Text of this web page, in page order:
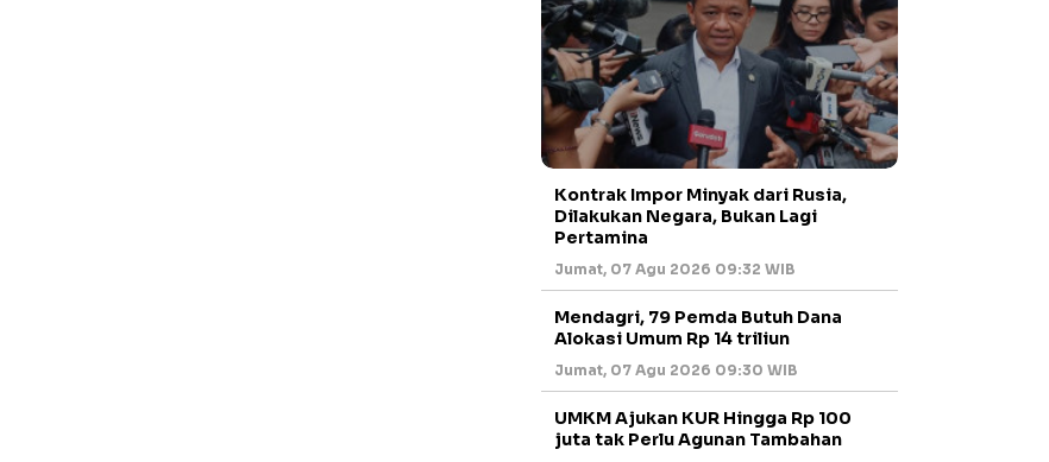
Kontrak Impor Minyak dari Rusia,
Dilakukan Negara, Bukan Lagi
Pertamina
Jumat, 07 Agu 2026 09:32 WIB
Mendagri, 79 Pemda Butuh Dana
Alokasi Umum Rp 14 triliun
Jumat, 07 Agu 2026 09:30 WIB
UMKM Ajukan KUR Hingga Rp 100
juta tak Perlu Agunan Tambahan